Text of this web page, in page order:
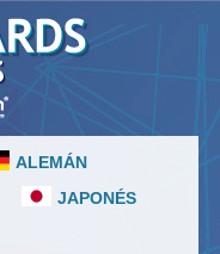
ALEMÁN
JAPONÉS